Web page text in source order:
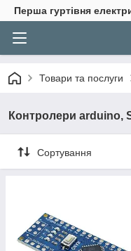
Перша гуртівня
Товари та послуги
Контролери arduino,
Сортування